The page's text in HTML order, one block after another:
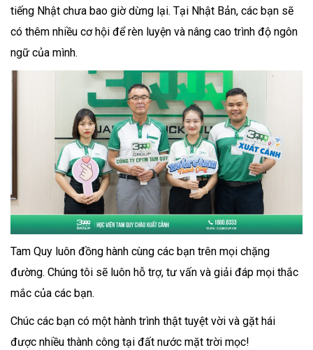
tiếng Nhật chưa bao giờ dừng lại. Tại Nhật Bản, các bạn sẽ
có thêm nhiều cơ hội để rèn luyện và nâng cao trình độ ngôn
ngữ của mình.
Tam Quy luôn đồng hành cùng các bạn trên mọi chặng
đường. Chúng tôi sẽ luôn hỗ trợ, tư vấn và giải đáp mọi thắc
mắc của các bạn.
Chúc các bạn có một hành trình thật tuyệt vời và gặt hái
được nhiều thành công tại đất nước mặt trời mọc!